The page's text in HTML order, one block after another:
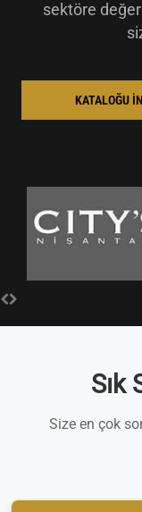
sektöre değer
KATALOĞU
Sık
Size en çok